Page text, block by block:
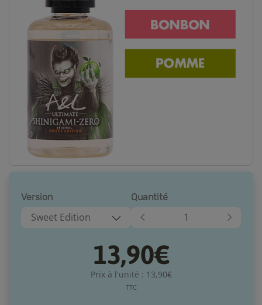
Version
Sweet Edition
Quantité
13,90€
Prix à l'unité : 13,90€
TTC